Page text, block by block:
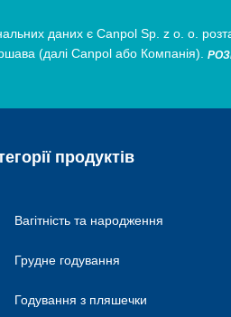
даних є Canpol Sp. z o. о.
(далі Canpol або Компанія).
продуктів
Вагітність та народження
Грудне годування
Годування з пляшечки